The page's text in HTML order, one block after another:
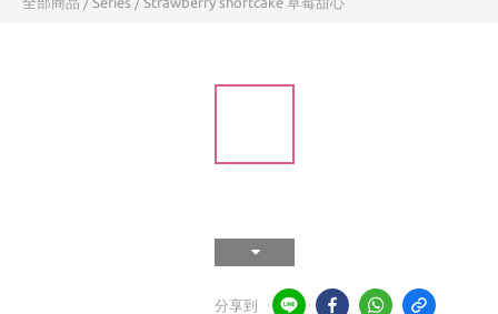
分享到